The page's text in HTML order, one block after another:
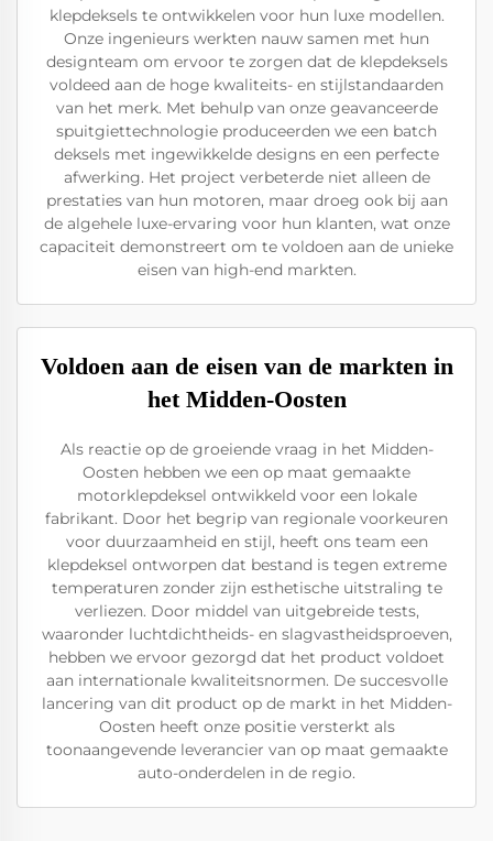
klepdeksels te ontwikkelen voor hun luxe modellen.
Onze ingenieurs werkten nauw samen met hun
designteam om ervoor te zorgen dat de klepdeksels
voldeed aan de hoge kwaliteits- en stijlstandaarden
van het merk. Met behulp van onze geavanceerde
spuitgiettechnologie produceerden we een batch
deksels met ingewikkelde designs en een perfecte
afwerking. Het project verbeterde niet alleen de
prestaties van hun motoren, maar droeg ook bij aan
de algehele luxe-ervaring voor hun klanten, wat onze
capaciteit demonstreert om te voldoen aan de unieke
eisen van high-end markten.
Voldoen aan de eisen van de markten in
het Midden-Oosten
Als reactie op de groeiende vraag in het Midden-
Oosten hebben we een op maat gemaakte
motorklepdeksel ontwikkeld voor een lokale
fabrikant. Door het begrip van regionale voorkeuren
voor duurzaamheid en stijl, heeft ons team een
klepdeksel ontworpen dat bestand is tegen extreme
temperaturen zonder zijn esthetische uitstraling te
verliezen. Door middel van uitgebreide tests,
waaronder luchtdichtheids- en slagvastheidsproeven,
hebben we ervoor gezorgd dat het product voldoet
aan internationale kwaliteitsnormen. De succesvolle
lancering van dit product op de markt in het Midden-
Oosten heeft onze positie versterkt als
toonaangevende leverancier van op maat gemaakte
auto-onderdelen in de regio.